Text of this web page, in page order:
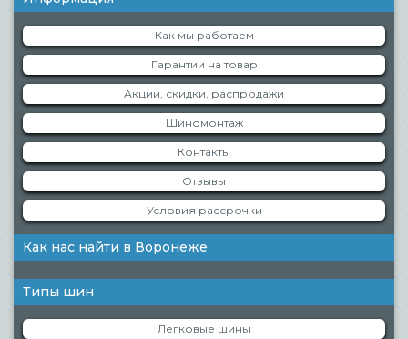
Как мы работаем
Гарантии на товар
Акции, скидки, распродажи
Шиномонтаж
Контакты
Отзывы
Условия рассрочки
Как нас найти в Воронеже
Типы шин
Легковые шины